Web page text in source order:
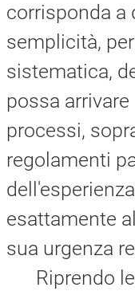
corrisponda a
semplicità,
sistematica,
possa
processi,
regolamenti
esattamente
sua urgenza
Riprendo le